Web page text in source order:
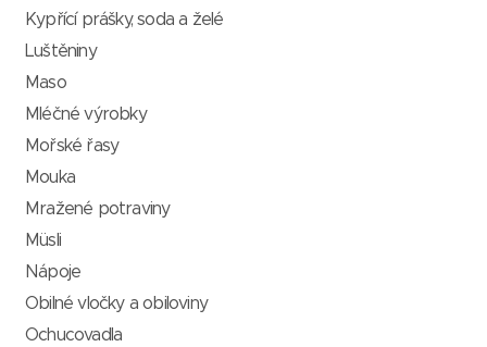
Kypřící prášky, soda a želé
Luštěniny
Maso
Mléčné výrobky
Mořské řasy
Mouka
Mražené potraviny
Müsli
Nápoje
Obilné vločky a obiloviny
Ochucovadla